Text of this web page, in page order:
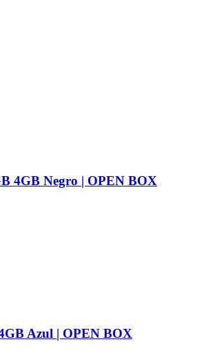
4GB Negro | OPEN BOX
Azul | OPEN BOX